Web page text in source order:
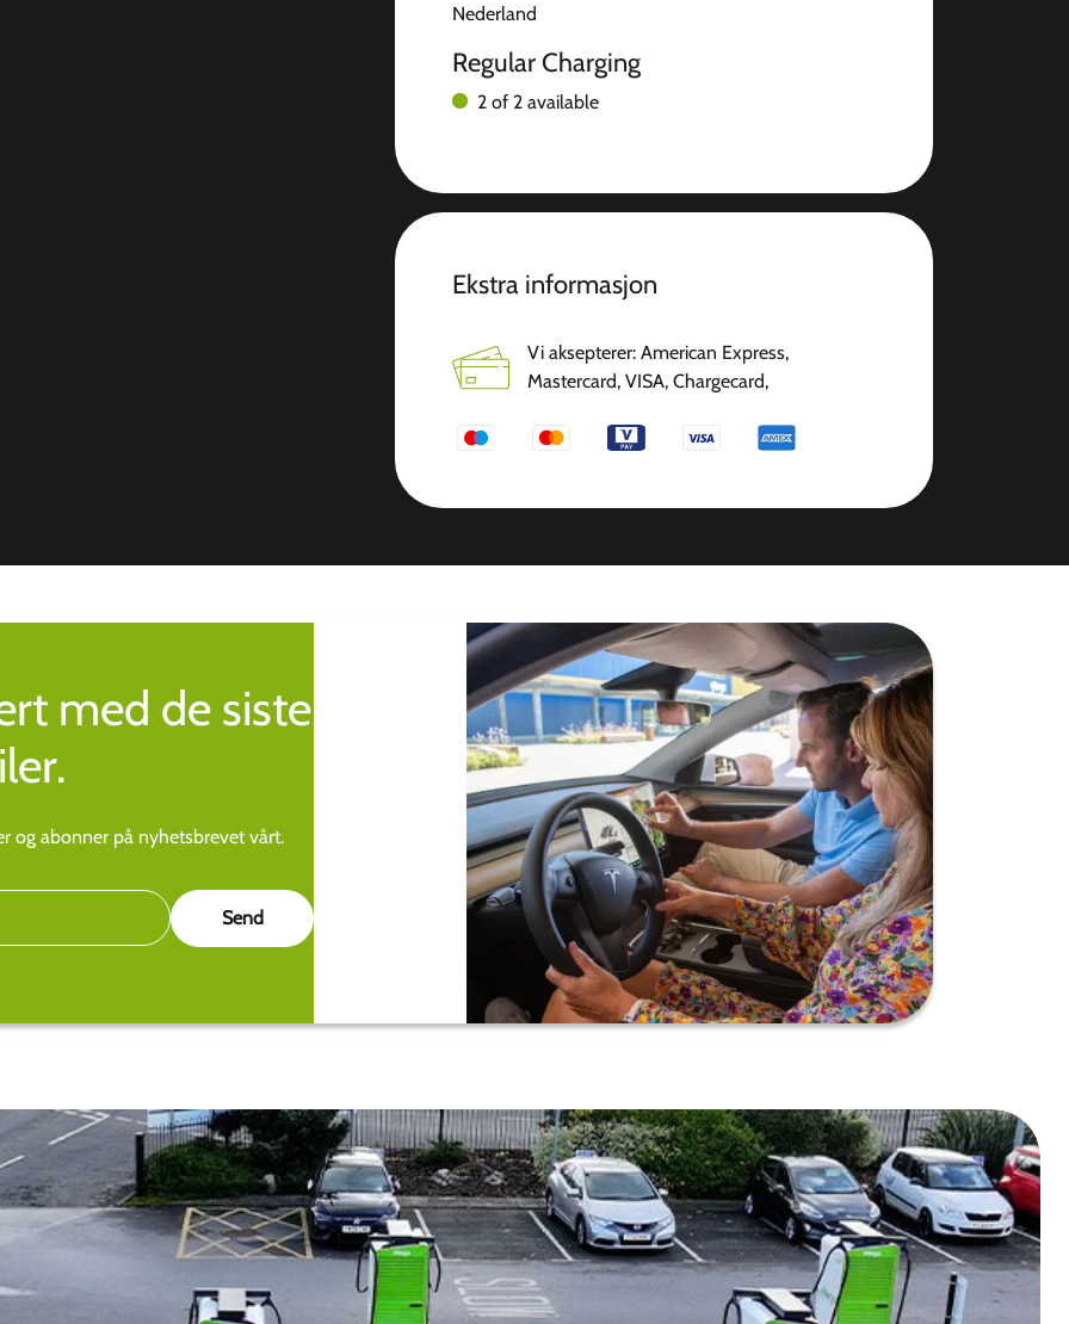
Nederland
Regular Charging
2 of 2 available
Ekstra informasjon
Vi aksepterer: American Express,
Mastercard, VISA, Chargecard,
med de siste
og abonner på nyhetsbrevet vårt.